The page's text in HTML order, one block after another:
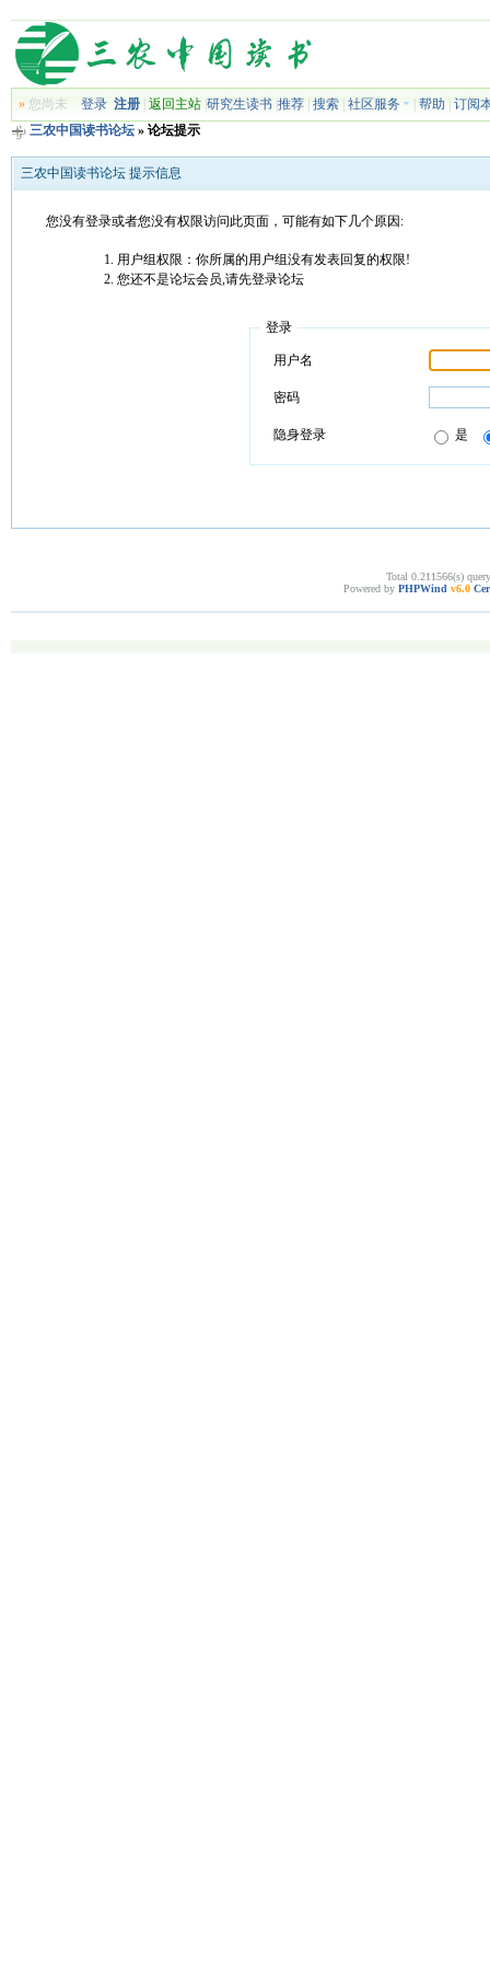
»您尚未 登录 注册| 返回主站| 研究生读书| 推荐| 搜索| 社区服务 帮助
订阅
三农中国读书论坛» 论坛提示
三农中国读书论坛 提示信息
您没有登录或者您没有权限访问此页面，可能有如下几个原因:
用户组权限：你所属的用户组没有发表回复的权限!
您还不是论坛会员,请先登录论坛
登录
用户名
密码
隐身登录 是
Total 0.211566(s)
Powered by PHPWind v6.0